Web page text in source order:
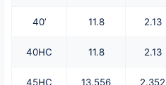
40’ 11.8 2.13
40HC 11.8 2.13
45HC 13.556 2.352